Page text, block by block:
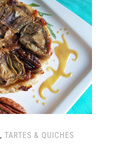
, TARTES & QUICHES